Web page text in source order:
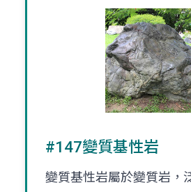
#147變質基性岩
變質基性岩屬於變質岩，